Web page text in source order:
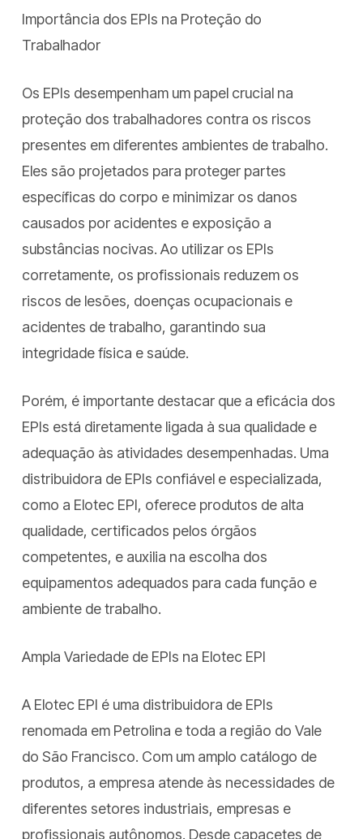
Importância dos EPIs na Proteção do
Trabalhador
Os EPIs desempenham um papel crucial na
proteção dos trabalhadores contra os riscos
presentes em diferentes ambientes de trabalho.
Eles são projetados para proteger partes
específicas do corpo e minimizar os danos
causados por acidentes e exposição a
substâncias nocivas. Ao utilizar os EPIs
corretamente, os profissionais reduzem os
riscos de lesões, doenças ocupacionais e
acidentes de trabalho, garantindo sua
integridade física e saúde.
Porém, é importante destacar que a eficácia dos
EPIs está diretamente ligada à sua qualidade e
adequação às atividades desempenhadas. Uma
distribuidora de EPIs confiável e especializada,
como a Elotec EPI, oferece produtos de alta
qualidade, certificados pelos órgãos
competentes, e auxilia na escolha dos
equipamentos adequados para cada função e
ambiente de trabalho.
Ampla Variedade de EPIs na Elotec EPI
A Elotec EPI é uma distribuidora de EPIs
renomada em Petrolina e toda a região do Vale
do São Francisco. Com um amplo catálogo de
produtos, a empresa atende às necessidades de
diferentes setores industriais, empresas e
profissionais autônomos. Desde capacetes de